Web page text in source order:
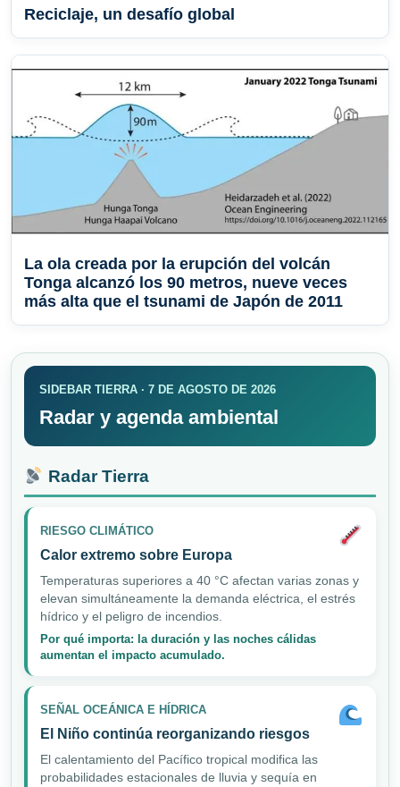
Reciclaje, un desafío global
La ola creada por la erupción del volcán
Tonga alcanzó los 90 metros, nueve veces
más alta que el tsunami de Japón de 2011
SIDEBAR TIERRA · 7 DE AGOSTO DE 2026
Radar y agenda ambiental
Radar Tierra
RIESGO CLIMÁTICO
Calor extremo sobre Europa
Temperaturas superiores a 40 °C afectan varias zonas y
elevan simultáneamente la demanda eléctrica, el estrés
hídrico y el peligro de incendios.
Por qué importa: la duración y las noches cálidas
aumentan el impacto acumulado.
SEÑAL OCEÁNICA E HÍDRICA
El Niño continúa reorganizando riesgos
El calentamiento del Pacífico tropical modifica las
probabilidades estacionales de lluvia y sequía en